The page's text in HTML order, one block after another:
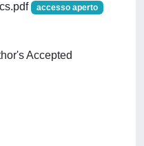
accesso aperto
Accepted